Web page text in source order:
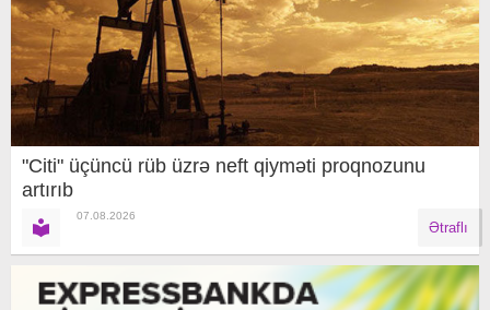
"Citi" üçüncü rüb üzrə neft qiyməti proqnozunu
artırıb
07.08.2026
Ətraflı